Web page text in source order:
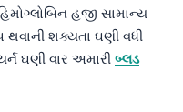
હજી સામાન્ય
થવાની શક્યતા ઘણી વધી
ઘણી વાર અમારી બ્લડ